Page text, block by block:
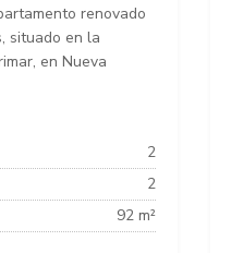
renovado
situado en la
en Nueva
2
2
92 m²